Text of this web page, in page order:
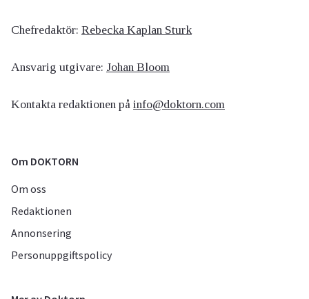
Chefredaktör: Rebecka Kaplan Sturk
Ansvarig utgivare: Johan Bloom
Kontakta redaktionen på info@doktorn.com
Om DOKTORN
Om oss
Redaktionen
Annonsering
Personuppgiftspolicy